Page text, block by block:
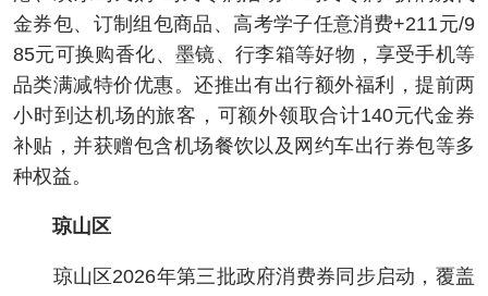
金券包、订制组包商品、高考学子任意消费+211元/9
85元可换购香化、墨镜、行李箱等好物，享受手机等
品类满减特价优惠。还推出有出行额外福利，提前两
小时到达机场的旅客，可额外领取合计140元代金券
补贴，并获赠包含机场餐饮以及网约车出行券包等多
种权益。
琼山区
琼山区2026年第三批政府消费券同步启动，覆盖